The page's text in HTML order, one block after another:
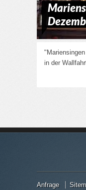
in der
Anfrage